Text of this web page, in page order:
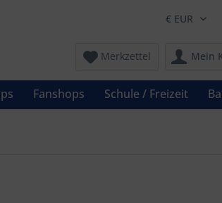
Merkzettel Mein
Fanshops Schule / Freizeit